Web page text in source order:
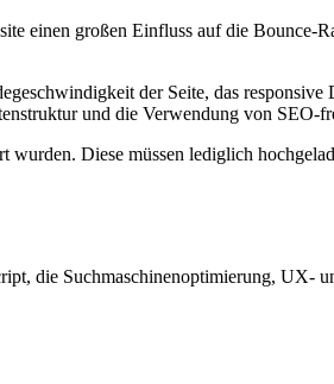
einen großen Einfluss auf die Bounce-
der Seite, das responsive
und die Verwendung von SEO-
wurden. Diese müssen lediglich
die Suchmaschinenoptimierung, UX-